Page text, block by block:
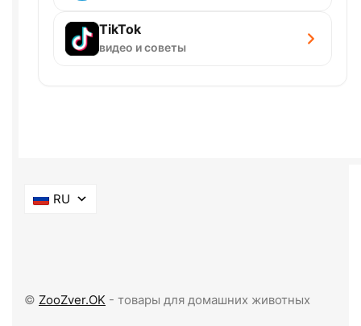
TikTok
видео и советы
RU
© ZooZver.OK - товары для домашних животных